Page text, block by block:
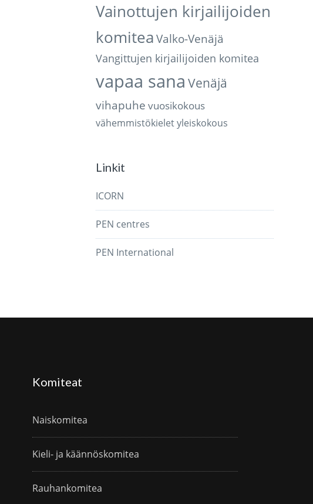
Vainottujen kirjailijoiden
komitea Valko-Venäjä
Vangittujen kirjailijoiden komitea
vapaa sana Venäjä
vihapuhe vuosikokous
vähemmistökieletyleiskokous
Linkit
ICORN
PEN centres
PEN International
Komiteat
Naiskomitea
Kieli- ja käännöskomitea
Rauhankomitea